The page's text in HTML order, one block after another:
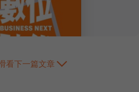
看下一篇文章